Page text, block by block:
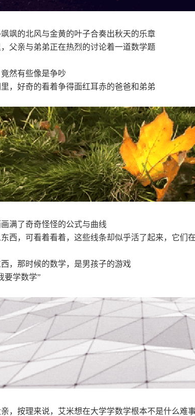
的北风与金黄的叶子合奏出秋天的乐章
亲与弟弟正在热烈的讨论着一道数学题
然有些像是争吵
好奇的看着争得面红耳赤的爸爸和弟弟
了奇奇怪怪的公式与曲线
，可看着看着，这些线条却似乎活了起来，它们
那时候的数学，是男孩子的游戏
学数学”
按理来说，艾米想在大学学数学根本不是什么难